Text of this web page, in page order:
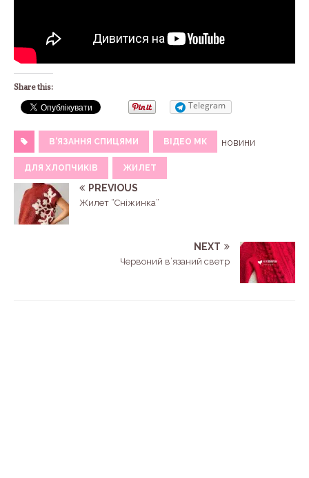
Share this:
Telegram
В'ЯЗАННЯ СПИЦЯМИ ВІДЕО МК
ДЛЯ ХЛОПЧИКІВ ЖИЛЕТ
новини
PREVIOUS
Жилет “Сніжинка”
NEXT
Червоний в’язаний светр